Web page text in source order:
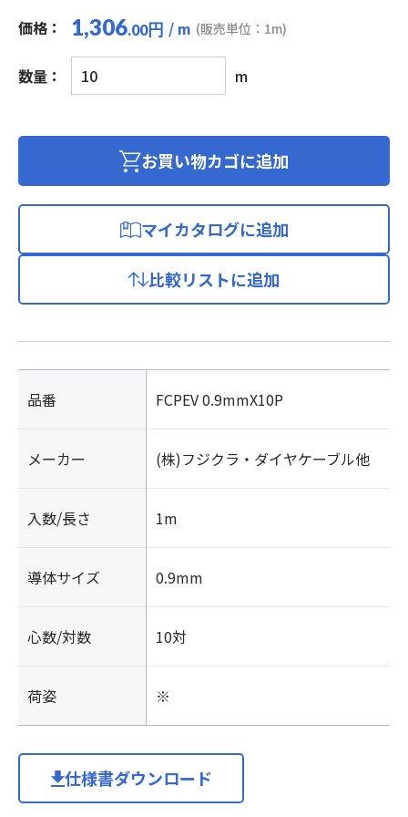
価格： 1,306.00円 / m (販売単位：1m)
数量：
着
色
別
エ
レ
縁
ビ
シ
ケ
ブ
m
お買い物カゴに追加
マイカタログに追加
比較リストに追加
品番 FCPEV 0.9mmX10P
メーカー (株)フジクラ・ダイヤケーブル他
入数/長さ 1m
導体サイズ 0.9mm
心数/対数 10対
荷姿 ※
仕様書ダウンロード